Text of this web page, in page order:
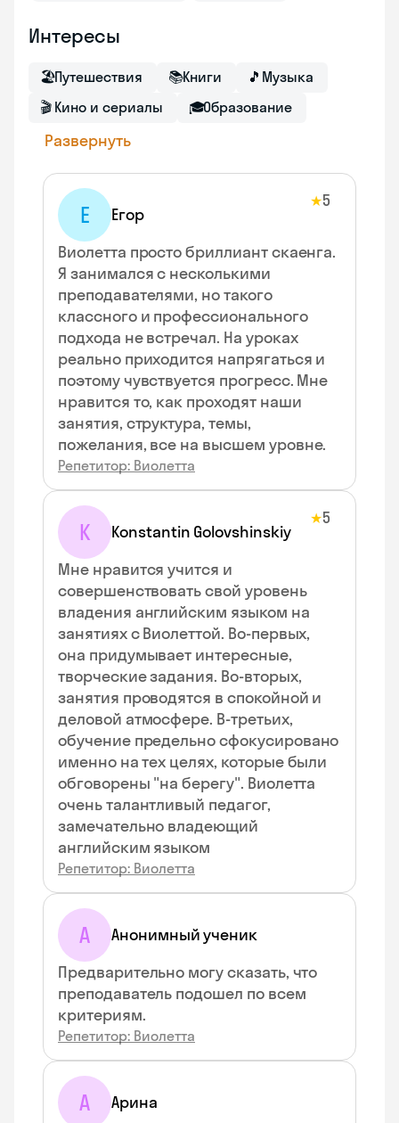
Интересы
🏖Путешествия 📚Книги 🎵 Музыка
🎬 Кино и сериалы 🎓Образование
Развернуть
Е Егор
★5
Виолетта просто бриллиант скаенга.
Я занимался с несколькими
преподавателями, но такого
классного и профессионального
подхода не встречал. На уроках
реально приходится напрягаться и
поэтому чувствуется прогресс. Мне
нравится то, как проходят наши
занятия, структура, темы,
пожелания, все на высшем уровне.
Репетитор: Виолетта
K Konstantin Golovshinskiy
★5
Мне нравится учится и
совершенствовать свой уровень
владения английским языком на
занятиях с Виолеттой. Во-первых,
она придумывает интересные,
творческие задания. Во-вторых,
занятия проводятся в спокойной и
деловой атмосфере. В-третьих,
обучение предельно сфокусировано
именно на тех целях, которые были
обговорены "на берегу". Виолетта
очень талантливый педагог,
замечательно владеющий
английским языком
Репетитор: Виолетта
А
Анонимный ученик
Предварительно могу сказать, что
преподаватель подошел по всем
критериям.
Репетитор: Виолетта
А Арина